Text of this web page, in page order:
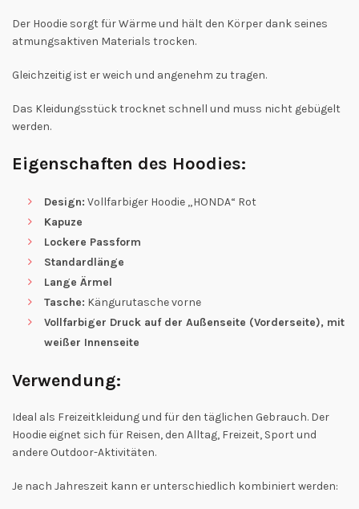
Der Hoodie sorgt für Wärme und hält den Körper dank seines
atmungsaktiven Materials trocken.
Gleichzeitig ist er weich und angenehm zu tragen.
Das Kleidungsstück trocknet schnell und muss nicht gebügelt
werden.
Eigenschaften des Hoodies:
Design: Vollfarbiger Hoodie „HONDA“ Rot
Kapuze
Lockere Passform
Standardlänge
Lange Ärmel
Tasche: Kängurutasche vorne
Vollfarbiger Druck auf der Außenseite (Vorderseite), mit
weißer Innenseite
Verwendung:
Ideal als Freizeitkleidung und für den täglichen Gebrauch. Der
Hoodie eignet sich für Reisen, den Alltag, Freizeit, Sport und
andere Outdoor-Aktivitäten.
Je nach Jahreszeit kann er unterschiedlich kombiniert werden: